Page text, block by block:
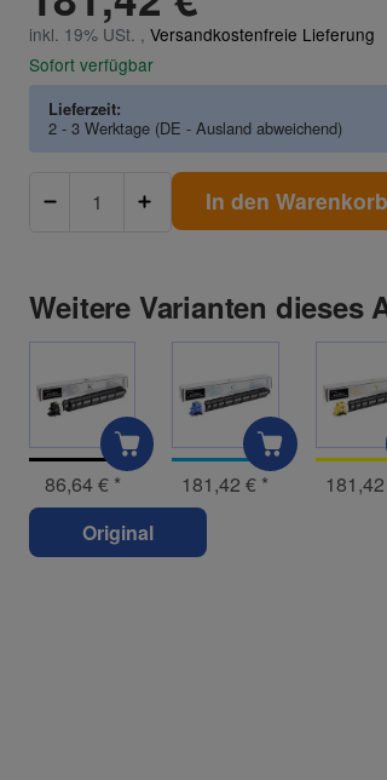
inkl. 19% USt. ,Versandkostenfreie Lieferung
Sofort verfügbar
Lieferzeit:
2 - 3 Werktage (DE - Ausland abweichend)
In den
Weitere Varianten dieses
86,64 € * 181,42 € *
Original